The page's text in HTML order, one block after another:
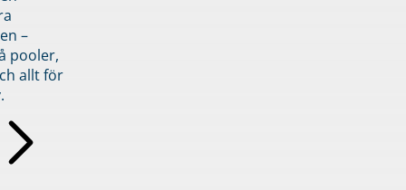
–
pooler,
allt för